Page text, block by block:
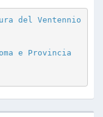
del Ventennio
e Provincia